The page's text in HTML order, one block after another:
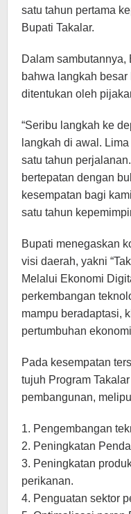
satu tahun pertama
Bupati Takalar.
Dalam sambutannya,
bahwa langkah
ditentukan oleh
“Seribu langkah ke
langkah di awal.
satu tahun
bertepatan dengan
kesempatan bagi
satu tahun
Bupati menegaskan
visi daerah, yakni
Melalui Ekonomi
perkembangan
mampu beradaptasi,
pertumbuhan
Pada kesempatan
tujuh Program
pembangunan,
1. Pengembangan
2. Peningkatan
3. Peningkatan
perikanan.
4. Penguatan sektor